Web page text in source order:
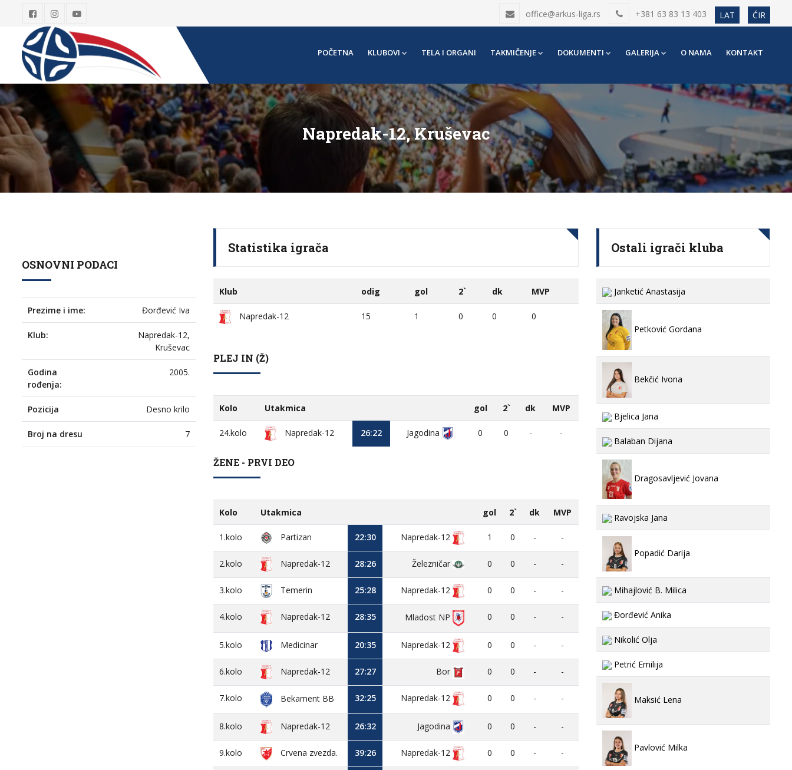
office@arkus-liga.rs +381 63 83 13 403 LAT ĆIR
POČETNA KLUBOVI TELA I ORGANI TAKMIČENJE DOKUMENTI GALERIJA O NAMA KONTAKT
Napredak-12, Kruševac
OSNOVNI PODACI
Prezime i ime: Đorđević Iva
Klub:
Napredak-12,
Kruševac
Godina
rođenja:
2005.
Pozicija Desno krilo
Broj na dresu 7
Statistika igrača
Klub odig gol 2` dk MVP
Napredak-12 15 1 0 0 0
PLEJ IN (Ž)
Kolo Utakmica gol 2` dk MVP
24.kolo Napredak-12 26:22 Jagodina 0 0 - -
ŽENE - PRVI DEO
Kolo Utakmica gol 2` dk MVP
1.kolo Partizan 22:30 Napredak-12 1 0 - -
2.kolo Napredak-12 28:26 Železničar 0 0 - -
3.kolo Temerin 25:28 Napredak-12 0 0 - -
4.kolo Napredak-12 28:35 Mladost NP 0 0 - -
5.kolo Medicinar 20:35 Napredak-12 0 0 - -
6.kolo Napredak-12 27:27 Bor 0 0 - -
7.kolo Bekament BB 32:25 Napredak-12 0 0 - -
8.kolo Napredak-12 26:32 Jagodina 0 0 - -
9.kolo Crvena zvezda. 39:26 Napredak-12 0 0 - -
Ostali igrači kluba
Janketić Anastasija
Petković Gordana
Bekčić Ivona
Bjelica Jana
Balaban Dijana
Dragosavljević Jovana
Ravojska Jana
Popadić Darija
Mihajlović B. Milica
Đorđević Anika
Nikolić Olja
Petrić Emilija
Maksić Lena
Pavlović Milka